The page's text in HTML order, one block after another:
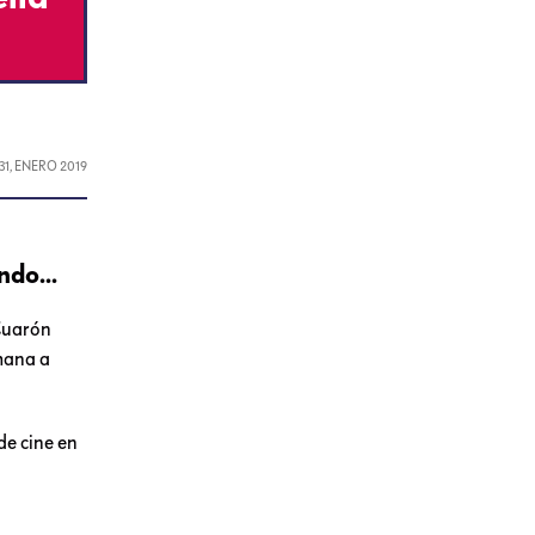
31, ENERO 2019
a
cine en